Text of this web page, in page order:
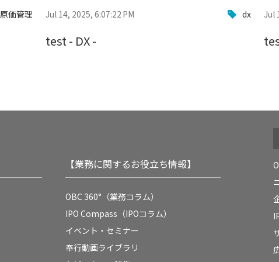
原価管理 Jul 14, 2025, 6:07:22 PM dx
test - DX -
Jul
【業務に関するお役立ち情報】
OBC 360°（業務コラム）
IPO Compass（IPOコラム）
イベント・セミナー
奉行動画ライブラリ